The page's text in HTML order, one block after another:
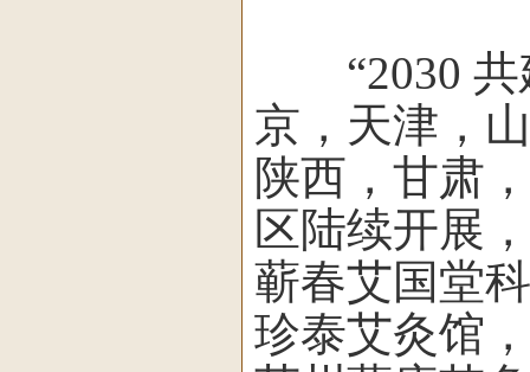
“2030 共
京，天津，
陕西，甘肃
区陆续开展
蕲春艾国堂
珍泰艾灸馆